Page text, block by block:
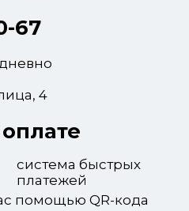
67
4
система быстрых
платежей
с помощью QR-кода